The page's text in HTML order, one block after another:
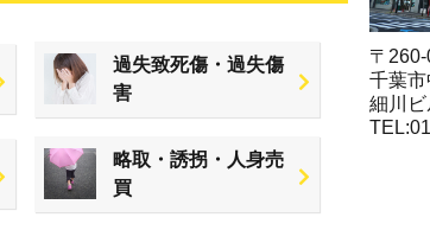
過失致死傷・過失傷
害
略取・誘拐・人身売
買
〒
千葉
細川